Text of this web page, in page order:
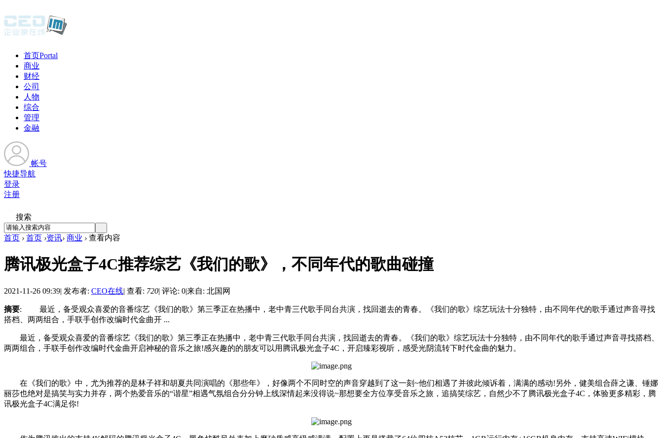
首页Portal
商业
财经
公司
人物
综合
管理
金融
帐号
快捷导航
登录
注册
搜索
首页 › 首页 ›资讯› 商业 › 查看内容
腾讯极光盒子4C推荐综艺《我们的歌》，不同年代的歌曲碰撞
2021-11-26 09:39| 发布者: CEO在线| 查看: 720| 评论: 0|来自: 北国网
摘要: 最近，备受观众喜爱的音番综艺《我们的歌》第三季正在热播中，老中青三代歌手同台共演，找回逝去的青春。《我们的歌》综艺玩法十分独特，由不同年代的歌手通过声音寻找
搭档、两两组合，手联手创作改编时代金曲开 ...
最近，备受观众喜爱的音番综艺《我们的歌》第三季正在热播中，老中青三代歌手同台共演，找回逝去的青春。《我们的歌》综艺玩法十分独特，由不同年代的歌手通过声音寻找搭档、
两两组合，手联手创作改编时代金曲开启神秘的音乐之旅!感兴趣的的朋友可以用腾讯极光盒子4C，开启臻彩视听，感受光阴流转下时代金曲的魅力。
在《我们的歌》中，尤为推荐的是林子祥和胡夏共同演唱的《那些年》，好像两个不同时空的声音穿越到了这一刻~他们相遇了并彼此倾诉着，满满的感动!另外，健美组合薛之谦、锤娜
丽莎也绝对是搞笑与实力并存，两个热爱音乐的“谐星”相遇气氛组合分分钟上线深情起来没得说~那想要全方位享受音乐之旅，追搞笑综艺，自然少不了腾讯极光盒子4C，体验更多精彩，腾
讯极光盒子4C满足你!